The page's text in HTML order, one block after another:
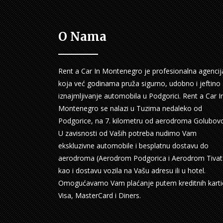
O Nama
Rent a Car In Montenegro je profesionalna
koja već godinama pruža sigurno, udobno i jeftino
iznajmljivanje automobila u Podgorici. Rent a Car
Montenegro se nalazi u Tuzima nedaleko od
Podgorice, na 7. kilometru od aerodroma
U zavisnosti od Vaših potreba nudimo Vam
ekskluzivne automobile i besplatnu dostavu do
aerodroma (Aerodrom Podgorica i Aerodrom
kao i dostavu vozila na Vašu adresu ili u hotel.
Omogućavamo Vam plaćanje putem kreditnih
Visa, MasterCard i Diners.